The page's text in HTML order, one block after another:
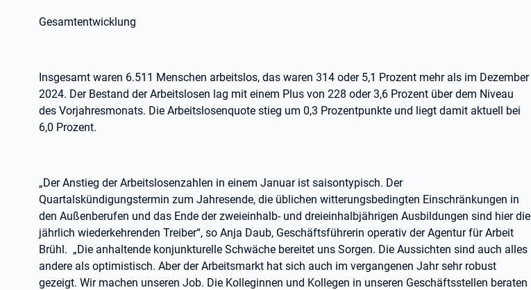
Gesamtentwicklung
Insgesamt waren 6.511 Menschen arbeitslos, das waren 314 oder 5,1 Prozent mehr als im Dezember
2024. Der Bestand der Arbeitslosen lag mit einem Plus von 228 oder 3,6 Prozent über dem Niveau
des Vorjahresmonats. Die Arbeitslosenquote stieg um 0,3 Prozentpunkte und liegt damit aktuell bei
6,0 Prozent.
„Der Anstieg der Arbeitslosenzahlen in einem Januar ist saisontypisch. Der
Quartalskündigungstermin zum Jahresende, die üblichen witterungsbedingten Einschränkungen in
den Außenberufen und das Ende der zweieinhalb- und dreieinhalbjährigen Ausbildungen sind hier die
jährlich wiederkehrenden Treiber“, so Anja Daub, Geschäftsführerin operativ der Agentur für Arbeit
Brühl. „Die anhaltende konjunkturelle Schwäche bereitet uns Sorgen. Die Aussichten sind auch alles
andere als optimistisch. Aber der Arbeitsmarkt hat sich auch im vergangenen Jahr sehr robust
gezeigt. Wir machen unseren Job. Die Kolleginnen und Kollegen in unseren Geschäftsstellen beraten